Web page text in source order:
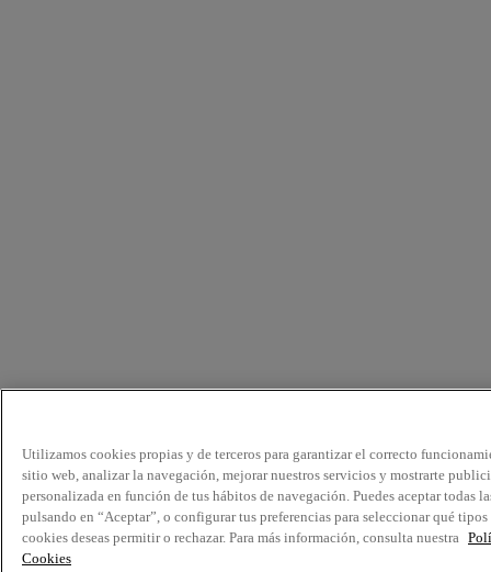
Utilizamos cookies propias y de terceros para garantizar el correcto
sitio web, analizar la navegación, mejorar nuestros servicios y mostrarte
personalizada en función de tus hábitos de navegación. Puedes aceptar todas
pulsando en “Aceptar”, o configurar tus preferencias para seleccionar qué tipos
cookies deseas permitir o rechazar. Para más información, consulta nuestra
Cookies